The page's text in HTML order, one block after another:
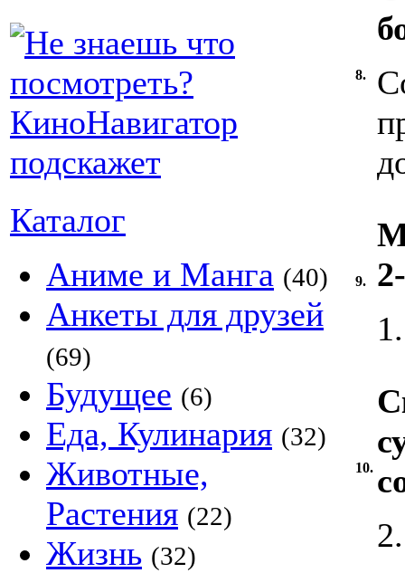
Каталог
Аниме и Манга (40)
Анкеты для друзей
(69)
Будущее (6)
Еда, Кулинария (32)
Животные,
Растения (22)
Жизнь (32)
8.
9.
10.